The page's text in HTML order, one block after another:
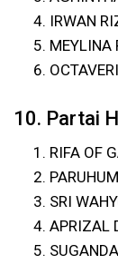
IRWAN
MEYLINA
10. Partai
RIFA OF
SRI
APRIZAL
SUGANDA